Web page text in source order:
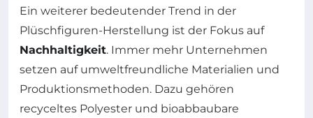
Ein weiterer bedeutender Trend in der
Plüschfiguren-Herstellung ist der Fokus auf
Nachhaltigkeit. Immer mehr Unternehmen
setzen auf umweltfreundliche Materialien und
Produktionsmethoden. Dazu gehören
recyceltes Polyester und bioabbaubare